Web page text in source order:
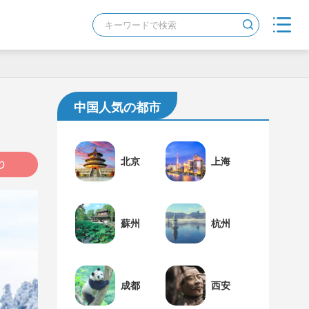
中国人気の都市
北京 上海
蘇州 杭州
成都 西安